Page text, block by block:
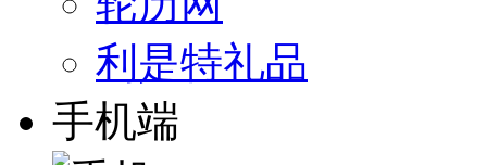
利是特礼品
手机端